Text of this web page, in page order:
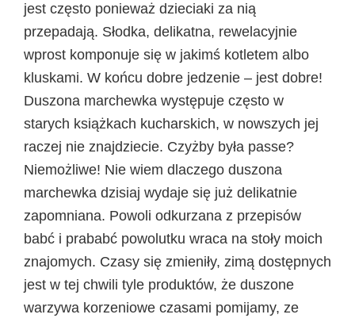
jest często ponieważ dzieciaki za nią
przepadają. Słodka, delikatna, rewelacyjnie
wprost komponuje się w jakimś kotletem albo
kluskami. W końcu dobre jedzenie – jest dobre!
Duszona marchewka występuje często w
starych książkach kucharskich, w nowszych jej
raczej nie znajdziecie. Czyżby była passe?
Niemożliwe! Nie wiem dlaczego duszona
marchewka dzisiaj wydaje się już delikatnie
zapomniana. Powoli odkurzana z przepisów
babć i prababć powolutku wraca na stoły moich
znajomych. Czasy się zmieniły, zimą dostępnych
jest w tej chwili tyle produktów, że duszone
warzywa korzeniowe czasami pomijamy, ze